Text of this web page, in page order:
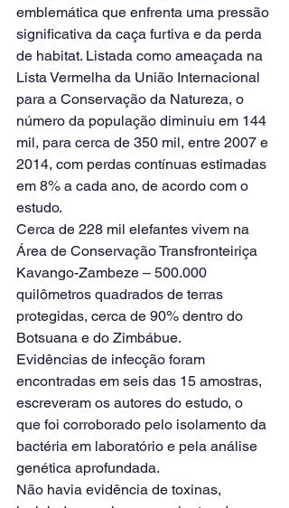
emblemática que enfrenta uma pressão
significativa da caça furtiva e da perda
de habitat. Listada como ameaçada na
Lista Vermelha da União Internacional
para a Conservação da Natureza, o
número da população diminuiu em 144
mil, para cerca de 350 mil, entre 2007 e
2014, com perdas contínuas estimadas
em 8% a cada ano, de acordo com o
estudo.
Cerca de 228 mil elefantes vivem na
Área de Conservação Transfronteiriça
Kavango-Zambeze – 500.000
quilômetros quadrados de terras
protegidas, cerca de 90% dentro do
Botsuana e do Zimbábue.
Evidências de infecção foram
encontradas em seis das 15 amostras,
escreveram os autores do estudo, o
que foi corroborado pelo isolamento da
bactéria em laboratório e pela análise
genética aprofundada.
Não havia evidência de toxinas,